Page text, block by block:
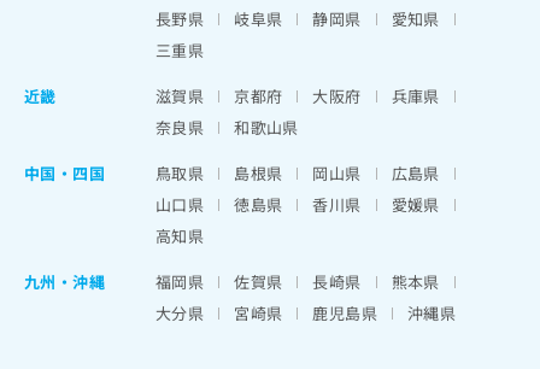
長野県
岐阜県 静岡県
愛知県
三重県
近畿
滋賀県 京都府 大阪府
兵庫県
奈良県
和歌山県
中国・四国
鳥取県 島根県 岡山県
広島県
山口県
徳島県 香川県
愛媛県
高知県
九州・沖縄
福岡県 佐賀県 長崎県
熊本県
大分県
宮崎県 鹿児島県 沖縄県